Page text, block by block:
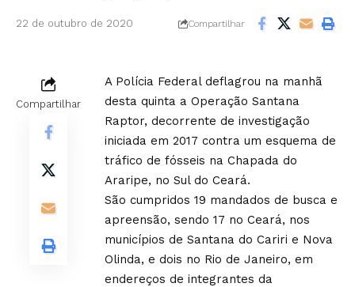
22 de outubro de 2020 Compartilhar
Compartilhar
A Polícia Federal deflagrou na manhã
desta quinta a Operação Santana
Raptor, decorrente de investigação
iniciada em 2017 contra um esquema de
tráfico de fósseis na Chapada do
Araripe, no Sul do Ceará.
São cumpridos 19 mandados de busca e
apreensão, sendo 17 no Ceará, nos
municípios de Santana do Cariri e Nova
Olinda, e dois no Rio de Janeiro, em
endereços de integrantes da